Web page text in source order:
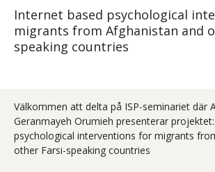
Internet based psychological
migrants from Afghanistan and
speaking countries
Välkommen att delta på ISP-seminariet där
Geranmayeh Orumieh presenterar
psychological interventions for migrants
other Farsi-speaking countries